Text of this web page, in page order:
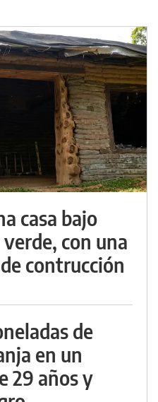
casa bajo
con una
contrucción
de
en un
29 años y